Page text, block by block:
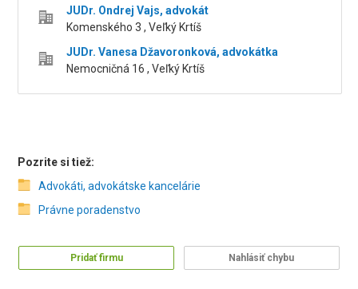
JUDr. Ondrej Vajs, advokát
Komenského 3 , Veľký Krtíš
JUDr. Vanesa Džavoronková, advokátka
Nemocničná 16 , Veľký Krtíš
Pozrite si tiež:
Advokáti, advokátske kancelárie
Právne poradenstvo
Pridať firmu Nahlásiť chybu